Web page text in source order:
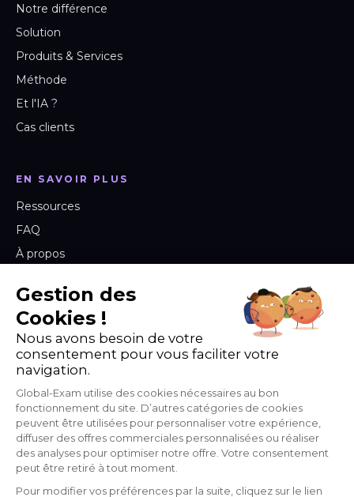
Notre différence
Solution
Produits & Services
Méthode
Et l'IA ?
Cas clients
EN SAVOIR PLUS
Ressources
FAQ
À propos
Carrières
PARLONS DE VOS ENJEUX
Un projet de formation linguistique pour vos équipes ?
Échangeons.
Demander une démo →
Gestion des
Cookies !
Nous avons besoin de votre
consentement pour vous faciliter votre
navigation.
Global-Exam utilise des cookies nécessaires au bon
fonctionnement du site. D’autres catégories de cookies
peuvent être utilisées pour personnaliser votre expérience,
diffuser des offres commerciales personnalisées ou réaliser
des analyses pour optimiser notre offre. Votre consentement
peut être retiré à tout moment.
Pour modifier vos préférences par la suite, cliquez sur le lien